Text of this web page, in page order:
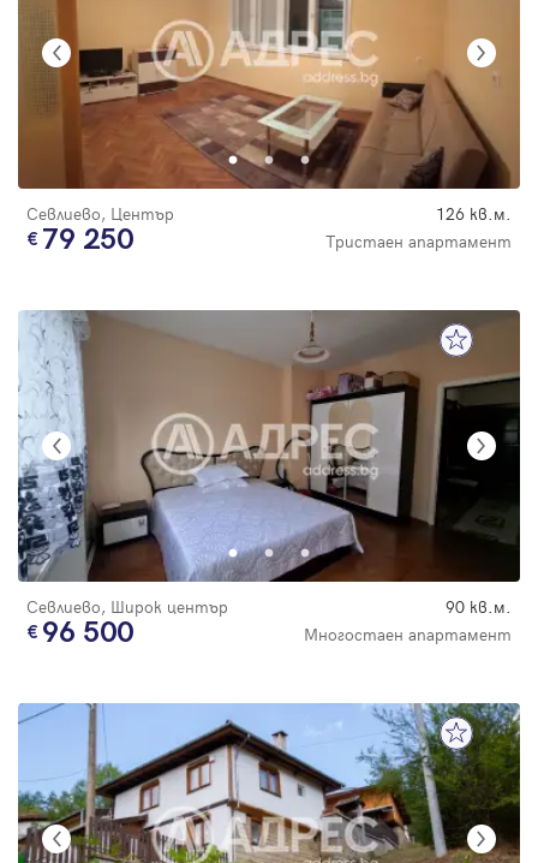
Севлиево, Център 126 кв.м.
79 250 Тристаен апартамент
Севлиево, Широк център 90 кв.м.
96 500 Многостаен апартамент